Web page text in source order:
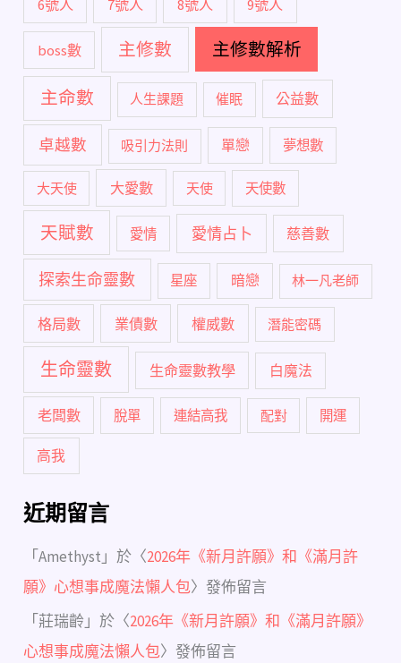
6號人 7號人 8號人 9號人
boss數 主修數 主修數解析
主命數 人生課題 催眠 公益數
卓越數 吸引力法則 單戀 夢想數
大天使 大愛數 天使 天使數
天賦數 愛情 愛情占卜 慈善數
探索生命靈數 星座 暗戀 林一凡老師
格局數 業債數 權威數 潛能密碼
生命靈數 生命靈數教學 白魔法
老闆數 脫單 連結高我 配對 開運
高我
近期留言
「Amethyst 」於〈2026年《新月許願》和《滿月許
願》心想事成魔法懶人包〉發佈留言
「莊瑞齡 」於〈2026年《新月許願》和《滿月許願》
心想事成魔法懶人包〉發佈留言